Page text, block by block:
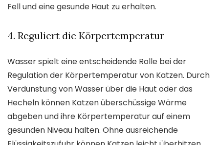
Fell und eine gesunde Haut zu erhalten.
4. Reguliert die Körpertemperatur
Wasser spielt eine entscheidende Rolle bei der
Regulation der Körpertemperatur von Katzen. Durch
Verdunstung von Wasser über die Haut oder das
Hecheln können Katzen überschüssige Wärme
abgeben und ihre Körpertemperatur auf einem
gesunden Niveau halten. Ohne ausreichende